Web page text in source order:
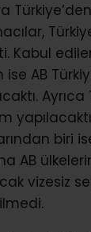
Kabul
ise AB
biri
AB
vizesiz